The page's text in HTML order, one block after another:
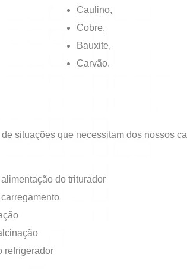
Caulino,
Cobre,
Bauxite,
Carvão.
situações que necessitam dos nossos
do triturador
refrigerador